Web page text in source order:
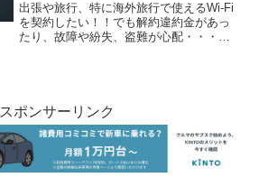
出張や旅行、特に海外旅行で使えるWi-Fi
を契約したい！！でも解約違約金があっ
たり、故障や紛失、盗難が心配・・・そ
スポンサーリンク